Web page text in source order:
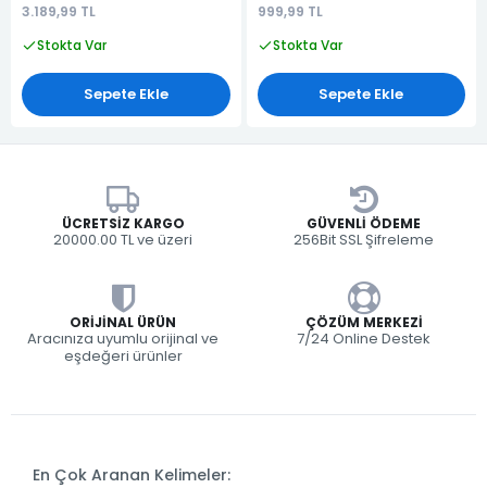
3.189,99 TL
Stokta Var
Sepete Ekle
999,99 TL
Stokta Var
Sepete Ekle
ÜCRETSIZ KARGO
20000.00 TL ve üzeri
GÜVENLI ÖDEME
256Bit SSL Şifreleme
ORIJINAL ÜRÜN
Aracınıza uyumlu orijinal ve
eşdeğeri ürünler
ÇÖZÜM MERKEZI
7/24 Online Destek
En Çok Aranan Kelimeler: